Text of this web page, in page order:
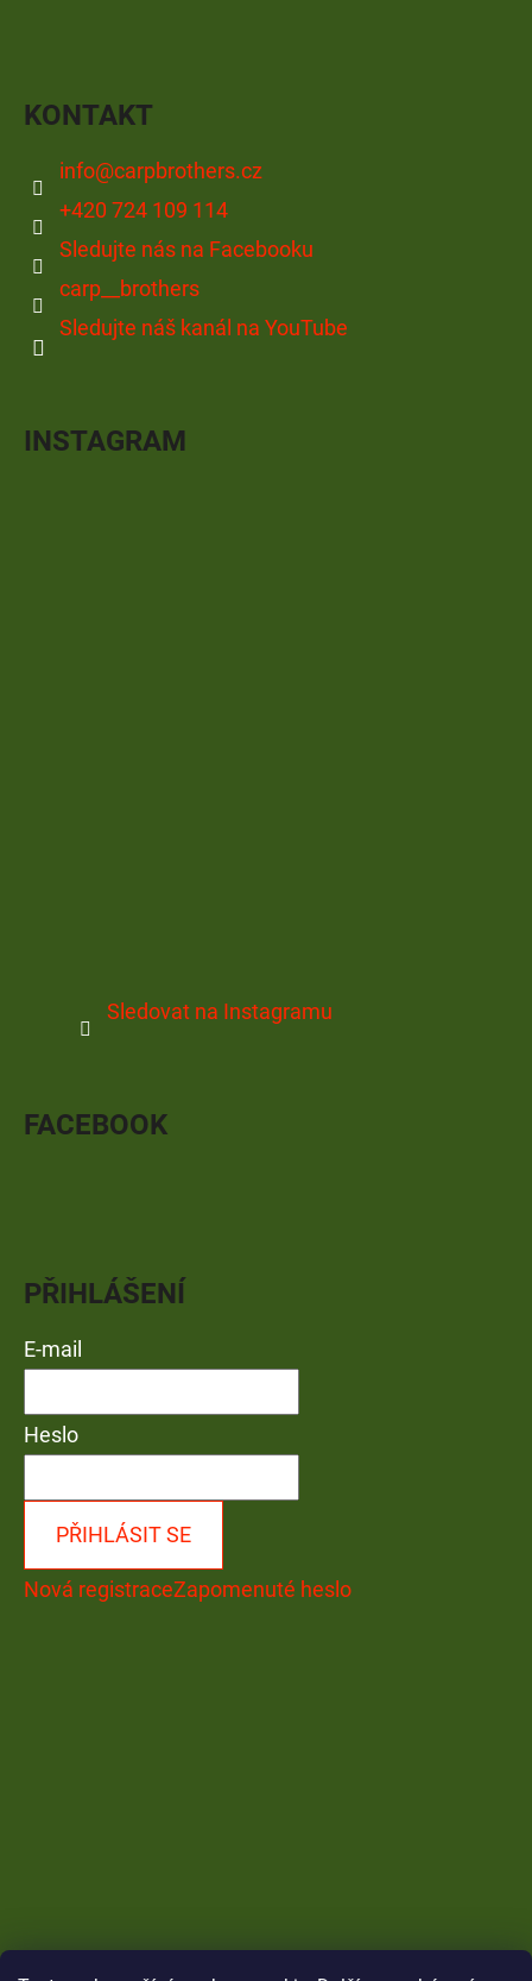
KONTAKT
info@carpbrothers.cz
+420 724 109 114
Sledujte nás na Facebooku
carp__brothers
Sledujte náš kanál na YouTube
INSTAGRAM
Sledovat na Instagramu
FACEBOOK
PŘIHLÁŠENÍ
E-mail
Heslo
PŘIHLÁSIT SE
Nová registraceZapomenuté heslo